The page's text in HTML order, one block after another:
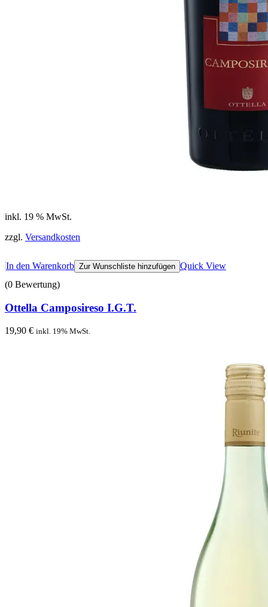
inkl. 19 % MwSt.
zzgl. Versandkosten
In den Warenkorb Zur Wunschliste hinzufügen Quick View
(0 Bewertung)
Ottella Camposireso I.G.T.
19,90 € inkl. 19% MwSt.